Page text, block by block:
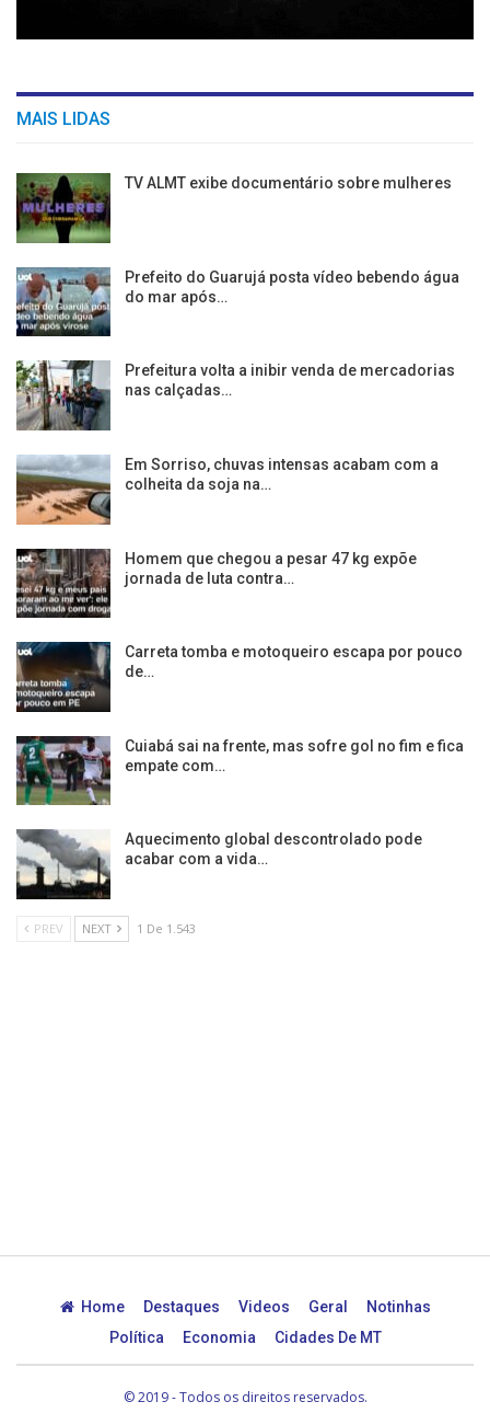
MAIS LIDAS
TV ALMT exibe documentário sobre mulheres
Prefeito do Guarujá posta vídeo bebendo água
do mar após…
Prefeitura volta a inibir venda de mercadorias
nas calçadas…
Em Sorriso, chuvas intensas acabam com a
colheita da soja na…
Homem que chegou a pesar 47 kg expõe
jornada de luta contra…
Carreta tomba e motoqueiro escapa por pouco
de…
Cuiabá sai na frente, mas sofre gol no fim e fica
empate com…
Aquecimento global descontrolado pode
acabar com a vida…
PREV NEXT 1 De 1.543
Home Destaques Videos Geral
Notinhas
Política
Economia Cidades De MT
© 2019 - Todos os direitos reservados.